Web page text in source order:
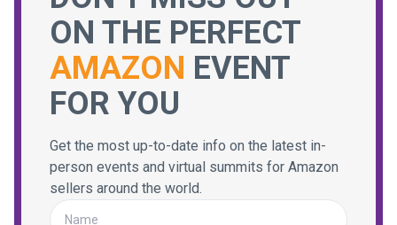
ON THE PERFECT
AMAZON EVENT
FOR YOU
Get the most up-to-date info on the latest in-
person events and virtual summits for Amazon
sellers around the world.